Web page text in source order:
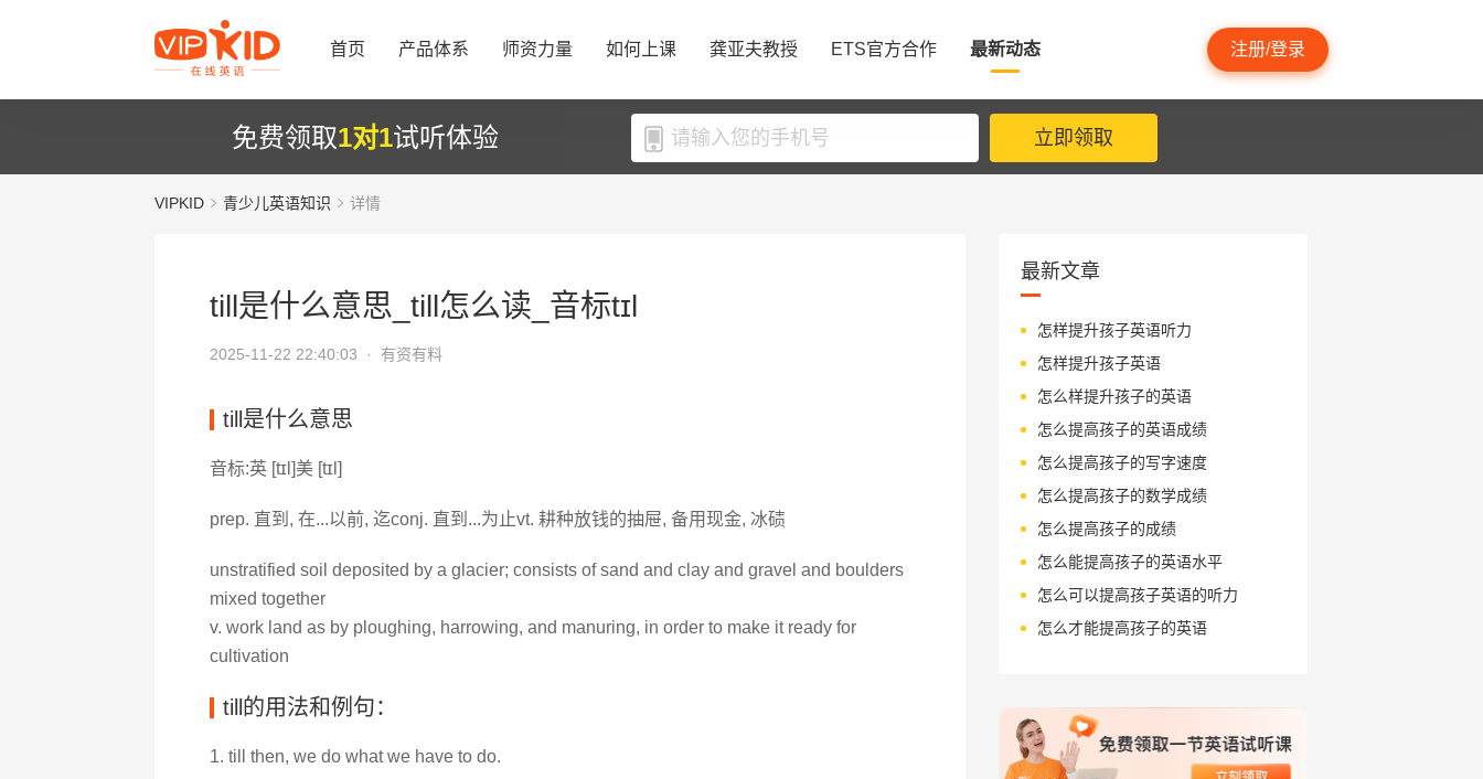
首页 产品体系 师资力量 如何上课 龚亚夫教授 ETS官方合作 最新动态 注册/登录
免费领取1对1试听体验 立即领取
VIPKID 青少儿英语知识 详情
till是什么意思_till怎么读_音标tɪl
2025-11-22 22:40:03 · 有资有料
till是什么意思
音标:英 [tɪl]美 [tɪl]
prep. 直到, 在...以前, 迄conj. 直到...为止vt. 耕种放钱的抽屉, 备用现金, 冰碛
unstratified soil deposited by a glacier; consists of sand and clay and gravel and boulders
mixed together
v. work land as by ploughing, harrowing, and manuring, in order to make it ready for
cultivation
till的用法和例句：
1. till then, we do what we have to do.
最新文章
怎样提升孩子英语听力
怎样提升孩子英语
怎么样提升孩子的英语
怎么提高孩子的英语成绩
怎么提高孩子的写字速度
怎么提高孩子的数学成绩
怎么提高孩子的成绩
怎么能提高孩子的英语水平
怎么可以提高孩子英语的听力
怎么才能提高孩子的英语